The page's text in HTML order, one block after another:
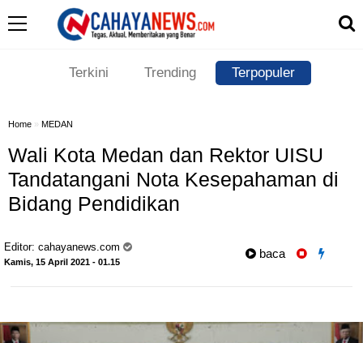
Terkini Trending Terpopuler
Home » MEDAN
Wali Kota Medan dan Rektor UISU
Tandatangani Nota Kesepahaman di
Bidang Pendidikan
Editor: cahayanews.com
Kamis, 15 April 2021 - 01.15
baca